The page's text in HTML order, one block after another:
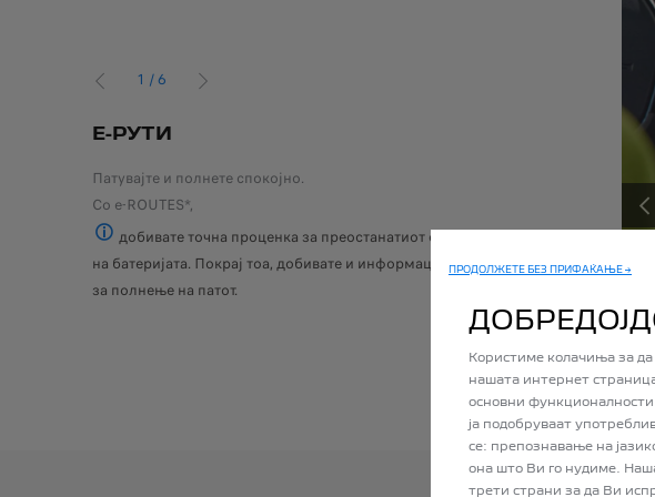
E-РУТИ
Патувајте и полнете спокојно.
Со e-ROUTES*,
Android AutoTM (од Верзија 11) и Apple CarPlayTM (од Верзија 14)
добивате точна проценка за преостанатиот опсег според нивото
на батеријата. Покрај тоа, добивате и информации за сите станици
за полнење на патот.
1 /6
ПРОДОЛЖЕТЕ БЕЗ ПРИФАЌАЊЕ →
Користиме колачиња за
нашата интернет
основни
ја подобруваат
се: препознавање на
она што Ви го нудиме.
трети страни за да Ви